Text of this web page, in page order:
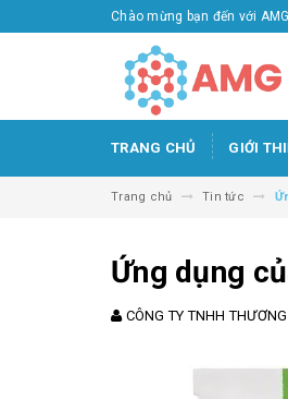
Chào mừng bạn đến với AMG
TRANG CHỦ GIỚI
Trang chủ Tin tức
Ứng dụng
CÔNG TY TNHH